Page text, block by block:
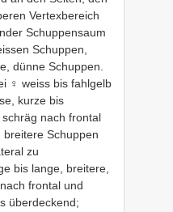
Vertexbereich
Schuppensaum
Schuppen,
dünne Schuppen.
♀ weiss bis fahlgelb
kurze bis
nach frontal
Schuppen
zu
bis lange, breitere,
frontal und
überdeckend;